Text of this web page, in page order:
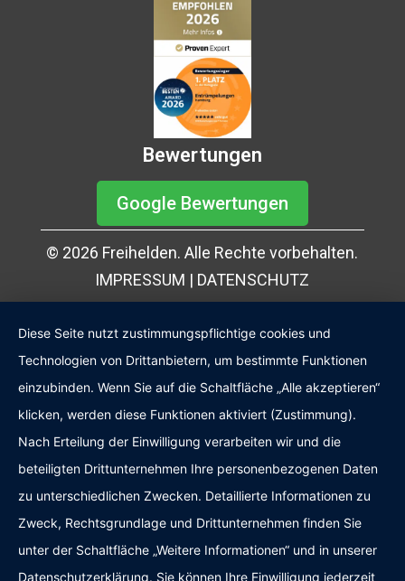
Bewertungen
Google Bewertungen
© 2026 Freihelden. Alle Rechte vorbehalten.
IMPRESSUM | DATENSCHUTZ
Diese Seite nutzt zustimmungspflichtige cookies und
Technologien von Drittanbietern, um bestimmte Funktionen
einzubinden. Wenn Sie auf die Schaltfläche „Alle akzeptieren“
klicken, werden diese Funktionen aktiviert (Zustimmung).
Nach Erteilung der Einwilligung verarbeiten wir und die
beteiligten Drittunternehmen Ihre personenbezogenen Daten
zu unterschiedlichen Zwecken. Detaillierte Informationen zu
Zweck, Rechtsgrundlage und Drittunternehmen finden Sie
unter der Schaltfläche „Weitere Informationen“ und in unserer
Datenschutzerklärung. Sie können Ihre Einwilligung jederzeit
Kundenbewertungen und Erfahrungen zu